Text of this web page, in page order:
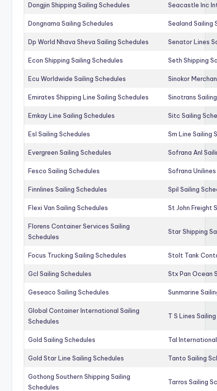
Dongjin Shipping Sailing Schedules Seacastle Inc
Dongnama Sailing Schedules Sealand Sailing
Dp World Nhava Sheva Sailing Schedules Senator Lines
Econ Shipping Sailing Schedules Seth Shipping
Ecu Worldwide Sailing Schedules Sinokor
Emirates Shipping Line Sailing Schedules Sinotrans
Emkay Line Sailing Schedules Sitc Sailing
Esl Sailing Schedules Sm Line Sailing
Evergreen Sailing Schedules Sofrana Anl
Fesco Sailing Schedules Sofrana
Finnlines Sailing Schedules Spil Sailing
Flexi Van Sailing Schedules St John Freight
Florens Container Services Sailing
Schedules
Star Shipping
Focus Trucking Sailing Schedules Stolt Tank
Gcl Sailing Schedules Stx Pan Ocean
Geseaco Sailing Schedules Sunmarine
Global Container International Sailing
Schedules
T S Lines
Gold Sailing Schedules Tal
Gold Star Line Sailing Schedules Tanto Sailing
Gothong Southern Shipping Sailing
Schedules
Tarros Sailing